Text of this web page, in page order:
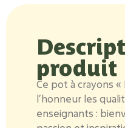
produit
Ce pot à crayons «
l’honneur les
enseignants :